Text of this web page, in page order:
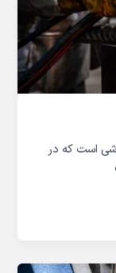
است که در